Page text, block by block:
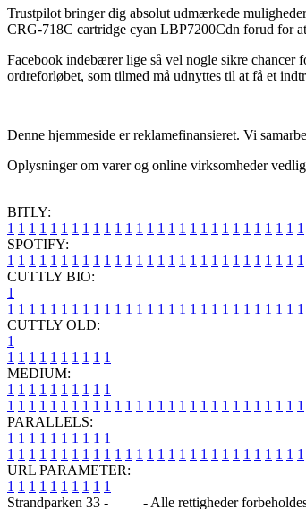
Trustpilot bringer dig absolut udmærkede
CRG-718C cartridge cyan LBP7200Cdn forud for
Facebook indebærer lige så vel nogle sikre chancer
ordreforløbet, som tilmed må udnyttes til at få et
Denne hjemmeside er reklamefinansieret. Vi
Oplysninger om varer og online virksomheder
BITLY:
1 1 1 1 1 1 1 1 1 1 1 1 1 1 1 1 1 1 1 1 1 1 1 1 1 1 1 1
SPOTIFY:
1 1 1 1 1 1 1 1 1 1 1 1 1 1 1 1 1 1 1 1 1 1 1 1 1 1 1 1
CUTTLY BIO:
1
1 1 1 1 1 1 1 1 1 1 1 1 1 1 1 1 1 1 1 1 1 1 1 1 1 1 1 1
CUTTLY OLD:
1
1 1 1 1 1 1 1 1 1 1
MEDIUM:
1 1 1 1 1 1 1 1 1 1
1 1 1 1 1 1 1 1 1 1 1 1 1 1 1 1 1 1 1 1 1 1 1 1 1 1 1 1
PARALLELS:
1 1 1 1 1 1 1 1 1 1
1 1 1 1 1 1 1 1 1 1 1 1 1 1 1 1 1 1 1 1 1 1 1 1 1 1 1 1
URL PARAMETER:
1 1 1 1 1 1 1 1 1 1
Strandparken 33 -
- Alle rettigheder